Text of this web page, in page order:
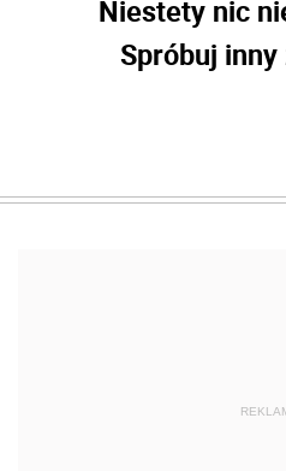
Niestety nic
Spróbuj